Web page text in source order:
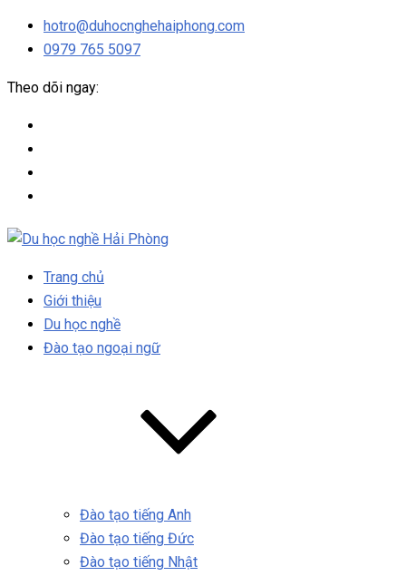
hotro@duhocnghehaiphong.com
0979 765 5097
Theo dõi ngay:
Trang chủ
Giới thiệu
Du học nghề
Đào tạo ngoại ngữ
Đào tạo tiếng Anh
Đào tạo tiếng Đức
Đào tạo tiếng Nhật